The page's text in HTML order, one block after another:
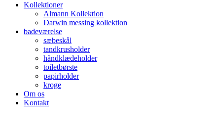
Kollektioner
Almann Kollektion
Darwin messing kollektion
badeværelse
sæbeskål
tandkrusholder
håndklædeholder
toiletbørste
papirholder
kroge
Om os
Kontakt